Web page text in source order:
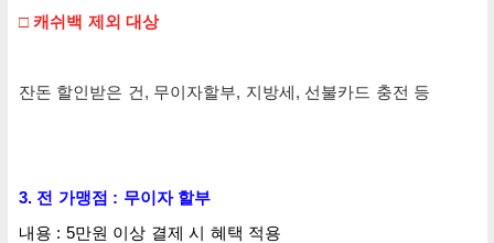
□ 캐쉬백 제외 대상
잔돈 할인받은 건, 무이자할부, 지방세, 선불카드 충전 등
3. 전 가맹점 : 무이자 할부
내용 : 5만원 이상 결제 시 혜택 적용